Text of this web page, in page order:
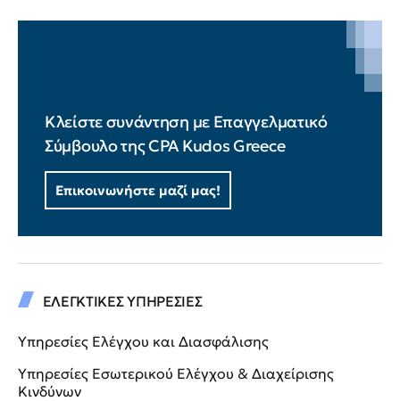
Κλείστε συνάντηση με Επαγγελματικό
Σύμβουλο της CPA Kudos Greece
Επικοινωνήστε μαζί μας!
ΕΛΕΓΚΤΙΚΕΣ ΥΠΗΡΕΣΙΕΣ
Υπηρεσίες Ελέγχου και Διασφάλισης
Υπηρεσίες Εσωτερικού Ελέγχου & Διαχείρισης
Κινδύνων